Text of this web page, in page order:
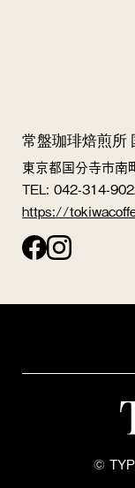
常盤珈琲焙煎所
東京都国分寺市南
TEL: 042-314-
https://
©